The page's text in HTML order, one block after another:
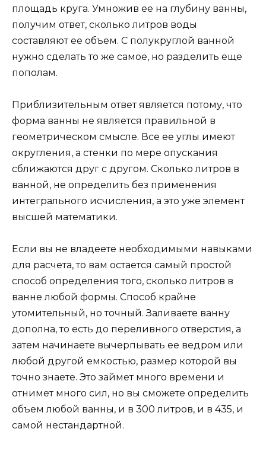
площадь круга. Умножив ее на глубину ванны,
получим ответ, сколько литров воды
составляют ее объем. С полукруглой ванной
нужно сделать то же самое, но разделить еще
пополам.
Приблизительным ответ является потому, что
форма ванны не является правильной в
геометрическом смысле. Все ее углы имеют
округления, а стенки по мере опускания
сближаются друг с другом. Сколько литров в
ванной, не определить без применения
интегрального исчисления, а это уже элемент
высшей математики.
Если вы не владеете необходимыми навыками
для расчета, то вам остается самый простой
способ определения того, сколько литров в
ванне любой формы. Способ крайне
утомительный, но точный. Заливаете ванну
дополна, то есть до переливного отверстия, а
затем начинаете вычерпывать ее ведром или
любой другой емкостью, размер которой вы
точно знаете. Это займет много времени и
отнимет много сил, но вы сможете определить
объем любой ванны, и в 300 литров, и в 435, и
самой нестандартной.